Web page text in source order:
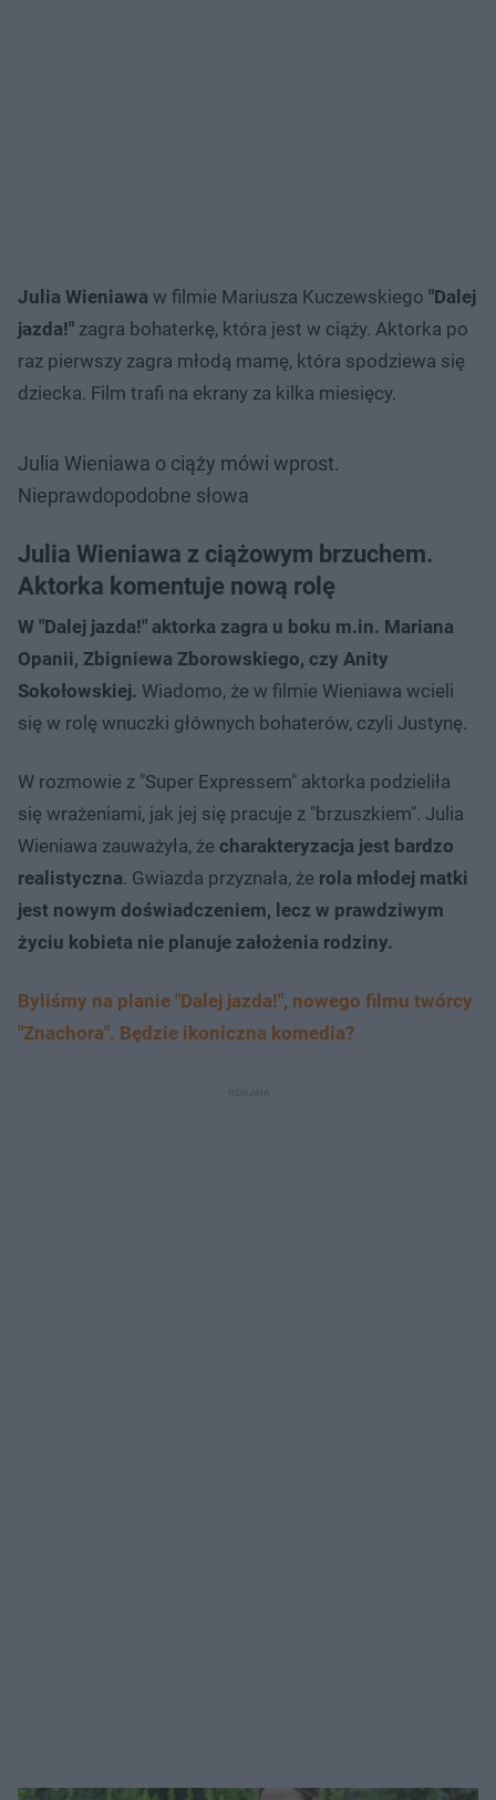
Julia Wieniawa w filmie Mariusza Kuczewskiego "Dalej
jazda!" zagra bohaterkę, która jest w ciąży. Aktorka po
raz pierwszy zagra młodą mamę, która spodziewa się
dziecka. Film trafi na ekrany za kilka miesięcy.
Julia Wieniawa o ciąży mówi wprost.
Nieprawdopodobne słowa
Julia Wieniawa z ciążowym brzuchem.
Aktorka komentuje nową rolę
W "Dalej jazda!" aktorka zagra u boku m.in. Mariana
Opanii, Zbigniewa Zborowskiego, czy Anity
Sokołowskiej. Wiadomo, że w filmie Wieniawa wcieli
się w rolę wnuczki głównych bohaterów, czyli Justynę.
W rozmowie z "Super Expressem" aktorka podzieliła
się wrażeniami, jak jej się pracuje z "brzuszkiem". Julia
Wieniawa zauważyła, że charakteryzacja jest bardzo
realistyczna. Gwiazda przyznała, że rola młodej matki
jest nowym doświadczeniem, lecz w prawdziwym
życiu kobieta nie planuje założenia rodziny.
Byliśmy na planie "Dalej jazda!", nowego filmu twórcy
"Znachora". Będzie ikoniczna komedia?